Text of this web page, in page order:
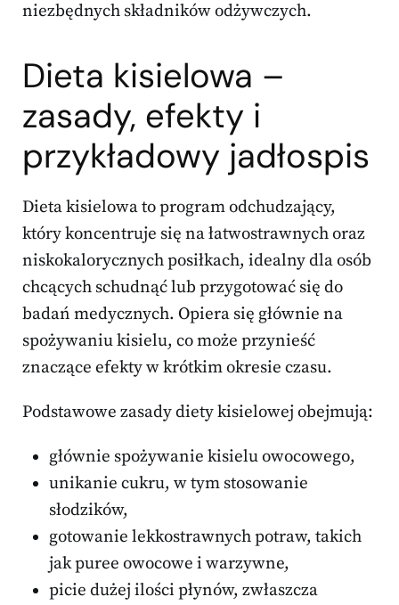
niezbędnych składników odżywczych.
Dieta kisielowa –
zasady, efekty i
przykładowy jadłospis
Dieta kisielowa to program odchudzający,
który koncentruje się na łatwostrawnych oraz
niskokalorycznych posiłkach, idealny dla osób
chcących schudnąć lub przygotować się do
badań medycznych. Opiera się głównie na
spożywaniu kisielu, co może przynieść
znaczące efekty w krótkim okresie czasu.
Podstawowe zasady diety kisielowej obejmują:
głównie spożywanie kisielu owocowego,
unikanie cukru, w tym stosowanie
słodzików,
gotowanie lekkostrawnych potraw, takich
jak puree owocowe i warzywne,
picie dużej ilości płynów, zwłaszcza